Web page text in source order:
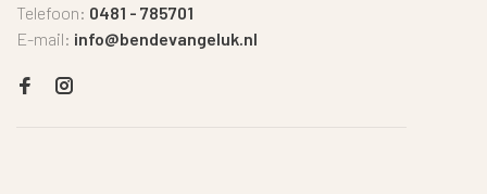
Telefoon: 0481 - 785701
E-mail: info@bendevangeluk.nl